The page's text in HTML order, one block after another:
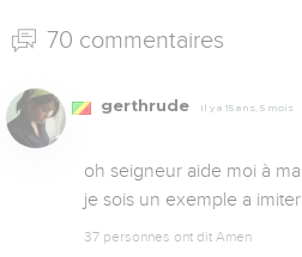
70 commentaires
gerthrude Il y a 15 ans, 5 mois
oh seigneur aide moi à
je sois un exemple a
37 personnes ont dit Amen